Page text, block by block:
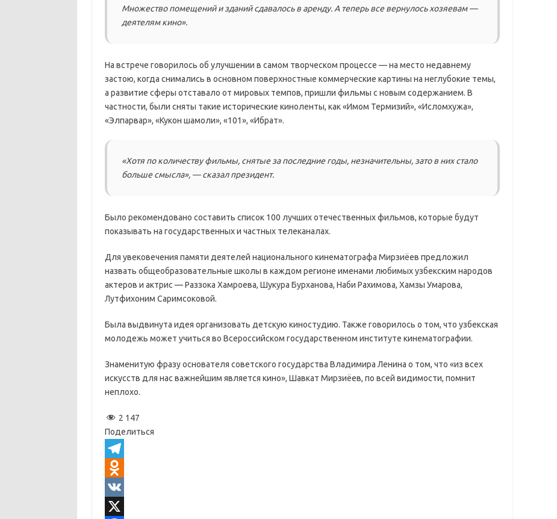
Множество помещений и зданий сдавалось в аренду. А теперь все вернулось хозяевам —
деятелям кино».
На встрече говорилось об улучшении в самом творческом процессе — на место недавнему
застою, когда снимались в основном поверхностные коммерческие картины на неглубокие темы,
а развитие сферы отставало от мировых темпов, пришли фильмы с новым содержанием. В
частности, были сняты такие исторические киноленты, как «Имом Термизий», «Исломхужа»,
«Элпарвар», «Кукон шамоли», «101», «Ибрат».
«Хотя по количеству фильмы, снятые за последние годы, незначительны, зато в них стало
больше смысла», — сказал президент.
Было рекомендовано составить список 100 лучших отечественных фильмов, которые будут
показывать на государственных и частных телеканалах.
Для увековечения памяти деятелей национального кинематографа Мирзиёев предложил
назвать общеобразовательные школы в каждом регионе именами любимых узбекским народов
актеров и актрис — Раззока Хамроева, Шукура Бурханова, Наби Рахимова, Хамзы Умарова,
Лутфихоним Саримсоковой.
Была выдвинута идея организовать детскую киностудию. Также говорилось о том, что узбекская
молодежь может учиться во Всероссийском государственном институте кинематографии.
Знаменитую фразу основателя советского государства Владимира Ленина о том, что «из всех
искусств для нас важнейшим является кино», Шавкат Мирзиёев, по всей видимости, помнит
неплохо.
2 147
Поделиться
T
eO
V